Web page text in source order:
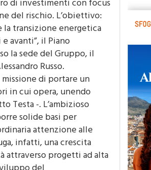
di investimenti con focus
del rischio. L’obiettivo:
transizione energetica
avanti”, il Piano
la sede del Gruppo, il
Russo.
missione di portare un
in cui opera, unendo
Testa -. L’ambizioso
solide basi per
attenzione alle
infatti, una crescita
attraverso progetti ad alta